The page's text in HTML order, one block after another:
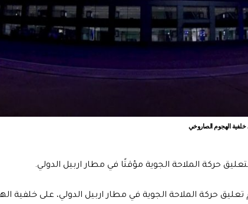
خلفية الهجوم الصاروخي
حركة الملاحة الجوية مؤقتًا في مطار اربيل الدولي.
تعليق حركة الملاحة الجوية في مطار اربيل الدولي، على خلفية